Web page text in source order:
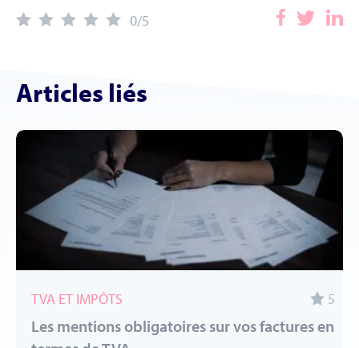
0/5
Articles liés
TVA ET IMPÔTS 5
Les mentions obligatoires sur vos factures en